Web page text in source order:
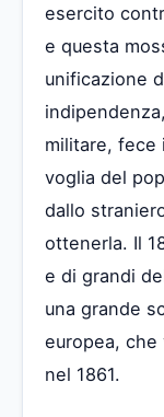
esercito
e questa
unificazione
militare, fece
voglia del
dallo
ottenerla. Il
e di grandi
una grande
europea, che
nel 1861.